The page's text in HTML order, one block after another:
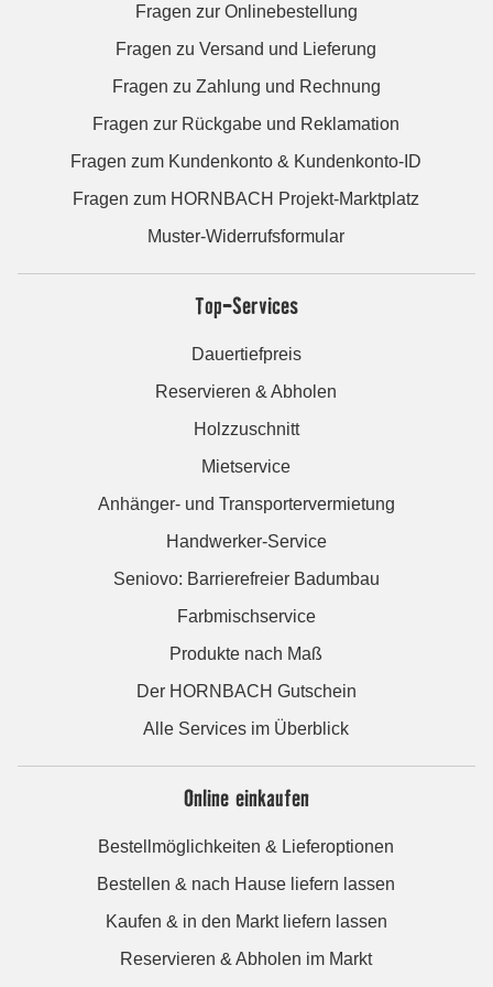
Fragen zur Onlinebestellung
Fragen zu Versand und Lieferung
Fragen zu Zahlung und Rechnung
Fragen zur Rückgabe und Reklamation
Fragen zum Kundenkonto & Kundenkonto-ID
Fragen zum HORNBACH Projekt-Marktplatz
Muster-Widerrufsformular
Top-Services
Dauertiefpreis
Reservieren & Abholen
Holzzuschnitt
Mietservice
Anhänger- und Transportervermietung
Handwerker-Service
Seniovo: Barrierefreier Badumbau
Farbmischservice
Produkte nach Maß
Der HORNBACH Gutschein
Alle Services im Überblick
Online einkaufen
Bestellmöglichkeiten & Lieferoptionen
Bestellen & nach Hause liefern lassen
Kaufen & in den Markt liefern lassen
Reservieren & Abholen im Markt